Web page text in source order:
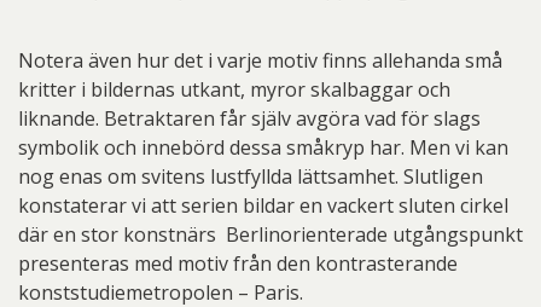
Notera även hur det i varje motiv finns allehanda små
kritter i bildernas utkant, myror skalbaggar och
liknande. Betraktaren får själv avgöra vad för slags
symbolik och innebörd dessa småkryp har. Men vi kan
nog enas om svitens lustfyllda lättsamhet. Slutligen
konstaterar vi att serien bildar en vackert sluten cirkel
där en stor konstnärs Berlinorienterade utgångspunkt
presenteras med motiv från den kontrasterande
konststudiemetropolen – Paris.